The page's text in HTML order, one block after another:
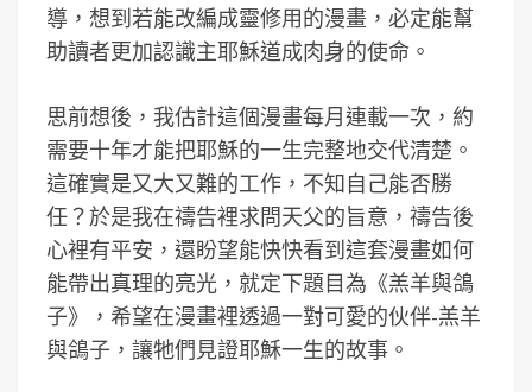
導，想到若能改編成靈修用的漫畫，必定能幫
助讀者更加認識主耶穌道成肉身的使命。
思前想後，我估計這個漫畫每月連載一次，約
需要十年才能把耶穌的一生完整地交代清楚。
這確實是又大又難的工作，不知自己能否勝
任？於是我在禱告裡求問天父的旨意，禱告後
心裡有平安，還盼望能快快看到這套漫畫如何
能帶出真理的亮光，就定下題目為《羔羊與鴿
子》，希望在漫畫裡透過一對可愛的伙伴-羔羊
與鴿子，讓牠們見證耶穌一生的故事。